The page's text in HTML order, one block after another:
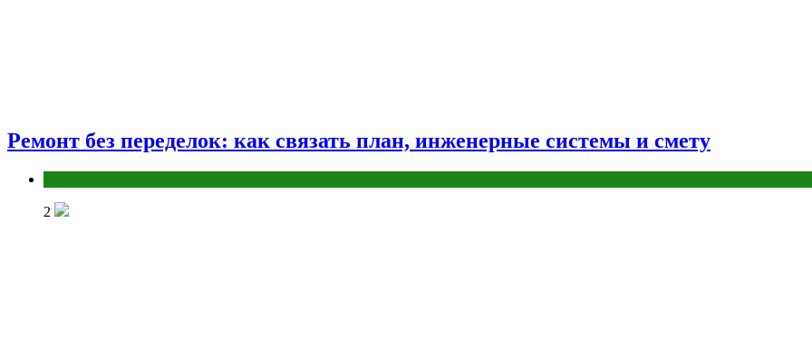
Ремонт без переделок: как связать план, инженерные системы и смету
2